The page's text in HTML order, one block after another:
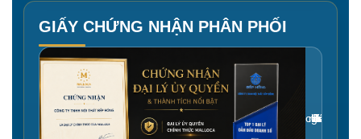
GIẤY CHỨNG NHẬN PHÂN PHỐI
Gắn link ảnh giấy chứng nhận tại đây